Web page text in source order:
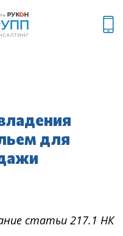
для
статьи 217.1 НК